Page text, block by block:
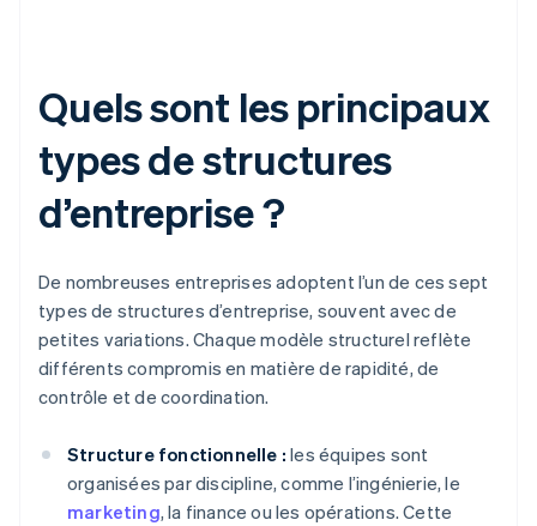
Quels sont les principaux
types de structures
d’entreprise ?
De nombreuses entreprises adoptent l’un de ces sept
types de structures d’entreprise, souvent avec de
petites variations. Chaque modèle structurel reflète
différents compromis en matière de rapidité, de
contrôle et de coordination.
Structure fonctionnelle : les équipes sont
organisées par discipline, comme l’ingénierie, le
marketing, la finance ou les opérations. Cette